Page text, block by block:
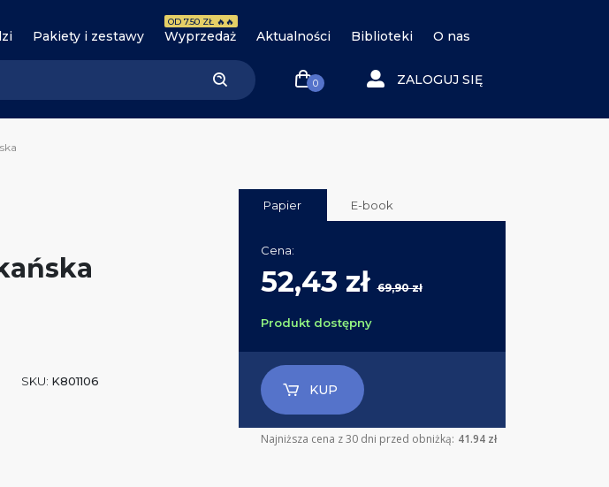
Pakiety i zestawy Wyprzedaż
OD 7.50 ZŁ 🔥🔥
Aktualności Biblioteki O nas
0 ZALOGUJ SIĘ
SKU: K801106
Papier E-book
Cena:
52,43 zł69,90 zł
Produkt dostępny
KUP
Najniższa cena z 30 dni przed obniżką: 41.94 zł